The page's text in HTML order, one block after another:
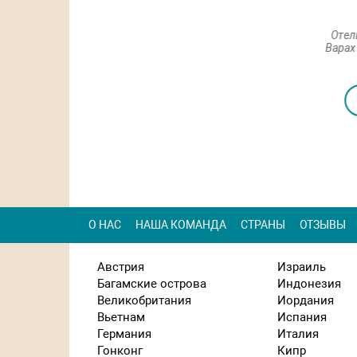
О НАС НАША КОМАНДА СТРАНЫ ОТЗЫВЫ
Австрия
Багамские острова
Великобритания
Вьетнам
Германия
Гонконг
Израиль
Индонезия
Иордания
Испания
Италия
Кипр